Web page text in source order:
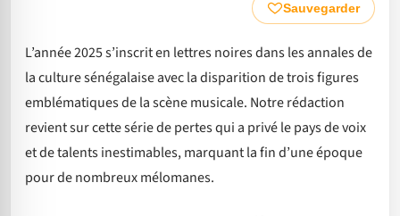
Sauvegarder
L’année 2025 s’inscrit en lettres noires dans les annales de
la culture sénégalaise avec la disparition de trois figures
emblématiques de la scène musicale. Notre rédaction
revient sur cette série de pertes qui a privé le pays de voix
et de talents inestimables, marquant la fin d’une époque
pour de nombreux mélomanes.